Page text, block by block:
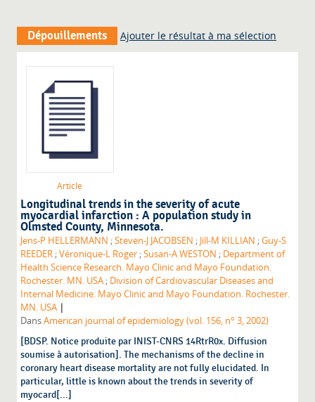
Dépouillements Ajouter le résultat à ma sélection
Article
Longitudinal trends in the severity of acute
myocardial infarction : A population study in
Olmsted County, Minnesota.
Jens-P HELLERMANN ;Steven-J JACOBSEN ; Jill-M KILLIAN ;Guy-S
REEDER ;Véronique-L Roger ;Susan-A WESTON ; Department of
Health Science Research. Mayo Clinic and Mayo Foundation.
Rochester. MN. USA ; Division of Cardiovascular Diseases and
Internal Medicine. Mayo Clinic and Mayo Foundation. Rochester.
MN. USA |
DansAmerican journal of epidemiology (vol. 156, n° 3, 2002)
[BDSP. Notice produite par INIST-CNRS 14RtrR0x. Diffusion
soumise à autorisation]. The mechanisms of the decline in
coronary heart disease mortality are not fully elucidated. In
particular, little is known about the trends in severity of
myocard[...]